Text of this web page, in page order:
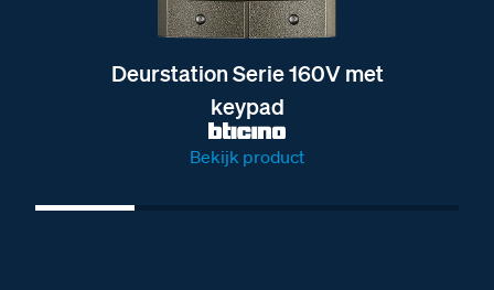
Deurstation Serie 160V met
keypad
Bekijk product